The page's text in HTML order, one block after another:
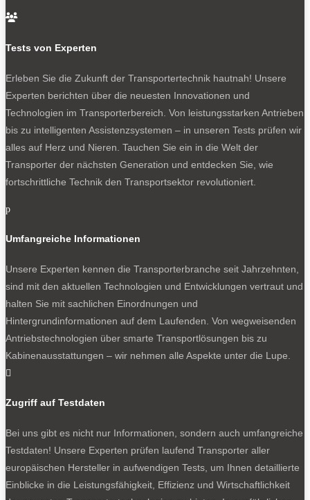

Tests von Experten
Erleben Sie die Zukunft der Transportertechnik hautnah! Unsere
Experten berichten über die neuesten Innovationen und
Technologien im Transporterbereich. Von leistungsstarken Antrieben
bis zu intelligenten Assistenzsystemen – in unseren Tests prüfen wir
alles auf Herz und Nieren. Tauchen Sie ein in die Welt der
Transporter der nächsten Generation und entdecken Sie, wie
fortschrittliche Technik den Transportsektor revolutioniert.
p
Umfangreiche Informationen
Unsere Experten kennen die Transporterbranche seit Jahrzehnten,
sind mit den aktuellen Technologien und Entwicklungen vertraut und
halten Sie mit sachlichen Einordnungen und
Hintergrundinformationen auf dem Laufenden. Von wegweisenden
Antriebstechnologien über smarte Transportlösungen bis zu
Kabinenausstattungen – wir nehmen alle Aspekte unter die Lupe.

Zugriff auf Testdaten
Bei uns gibt es nicht nur Informationen, sondern auch umfangreiche
Testdaten! Unsere Experten prüfen laufend Transporter aller
europäischen Hersteller in aufwendigen Tests, um Ihnen detaillierte
Einblicke in die Leistungsfähigkeit, Effizienz und Wirtschaftlichkeit